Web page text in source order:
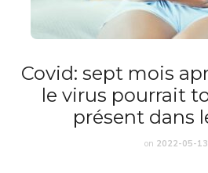
Covid: sept mois
le virus pourrait
présent dans
on 2022-05-13